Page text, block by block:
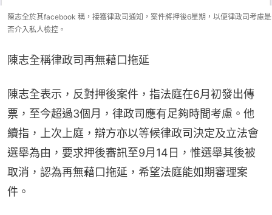
陳志全於其facebook 稱，接獲律政司通知，案件將押後6星期，以便律政司考慮是
否介入私人檢控。
陳志全稱律政司再無藉口拖延
陳志全表示，反對押後案件，指法庭在6月初發出傳
票，至今超過3個月，律政司應有足夠時間考慮。他
續指，上次上庭，辯方亦以等候律政司決定及立法會
選舉為由，要求押後審訊至9月14日，惟選舉其後被
取消，認為再無藉口拖延，希望法庭能如期審理案
件。